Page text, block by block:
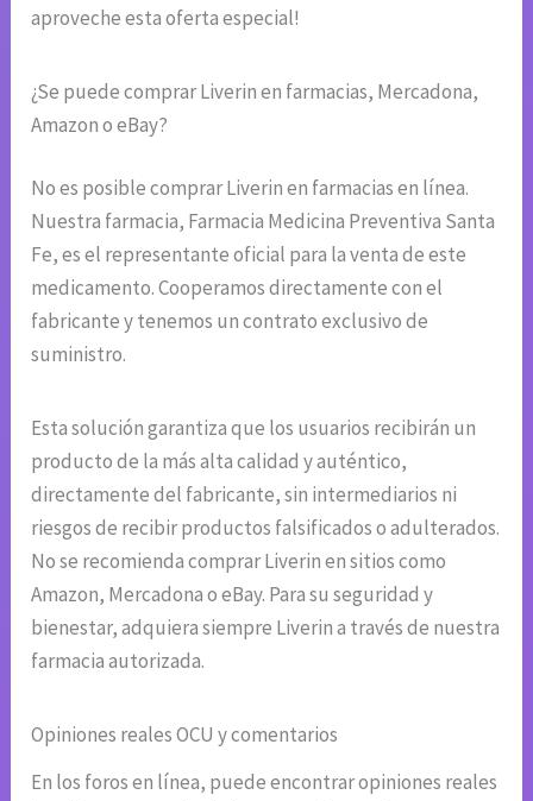
aproveche esta oferta especial!
¿Se puede comprar Liverin en farmacias, Mercadona,
Amazon o eBay?
No es posible comprar Liverin en farmacias en línea.
Nuestra farmacia, Farmacia Medicina Preventiva Santa
Fe, es el representante oficial para la venta de este
medicamento. Cooperamos directamente con el
fabricante y tenemos un contrato exclusivo de
suministro.
Esta solución garantiza que los usuarios recibirán un
producto de la más alta calidad y auténtico,
directamente del fabricante, sin intermediarios ni
riesgos de recibir productos falsificados o adulterados.
No se recomienda comprar Liverin en sitios como
Amazon, Mercadona o eBay. Para su seguridad y
bienestar, adquiera siempre Liverin a través de nuestra
farmacia autorizada.
Opiniones reales OCU y comentarios
En los foros en línea, puede encontrar opiniones reales